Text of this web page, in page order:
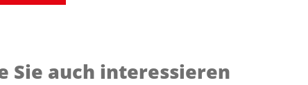
Sie auch interessieren